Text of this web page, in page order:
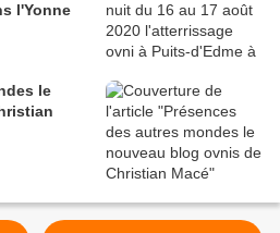
l'Yonne
le